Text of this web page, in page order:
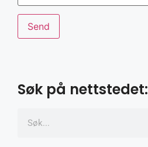
Søk på nettstedet: